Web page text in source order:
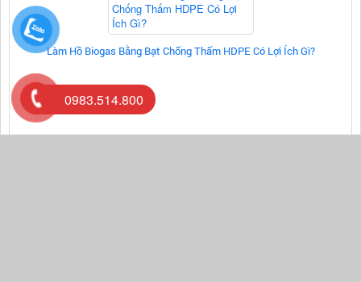
Làm Hồ Biogas Bằng Bạt Chống Thấm HDPE Có Lợi Ích Gì?
0983.514.800